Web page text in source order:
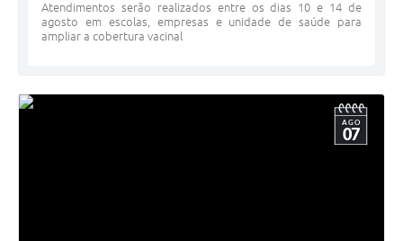
Atendimentos serão realizados entre os dias 10 e 14 de
agosto em escolas, empresas e unidade de saúde para
ampliar a cobertura vacinal
AGO
07